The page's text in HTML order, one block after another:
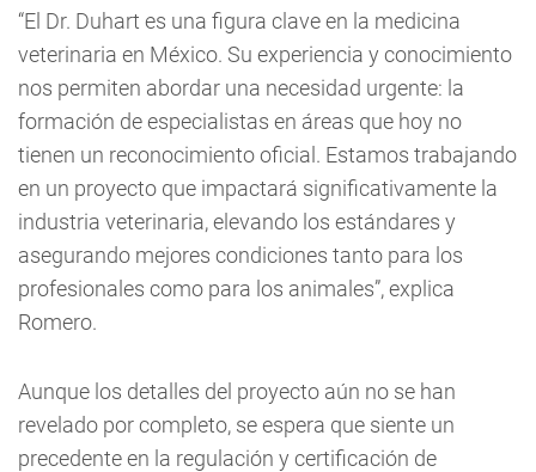
“El Dr. Duhart es una figura clave en la medicina
veterinaria en México. Su experiencia y conocimiento
nos permiten abordar una necesidad urgente: la
formación de especialistas en áreas que hoy no
tienen un reconocimiento oficial. Estamos trabajando
en un proyecto que impactará significativamente la
industria veterinaria, elevando los estándares y
asegurando mejores condiciones tanto para los
profesionales como para los animales”, explica
Romero.
Aunque los detalles del proyecto aún no se han
revelado por completo, se espera que siente un
precedente en la regulación y certificación de